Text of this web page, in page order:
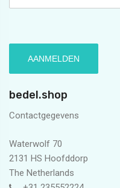
bedel.shop
Contactgegevens
Waterwolf 70
2131 HS Hoofddorp
The Netherlands